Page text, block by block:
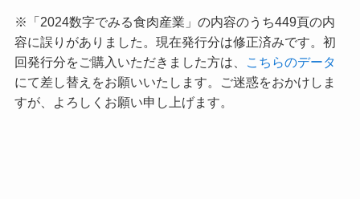
※「2024数字でみる食肉産業」の内容のうち449頁の内
容に誤りがありました。現在発行分は修正済みです。初
回発行分をご購入いただきました方は、
こちらのデータ
にて差し替えをお願いいたします。ご迷惑をおかけしま
すが、よろしくお願い申し上げます。